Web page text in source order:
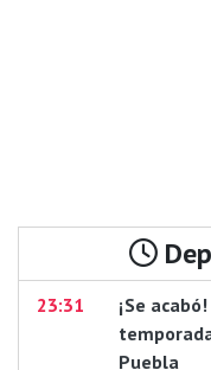
23:31
¡Se
Puebla